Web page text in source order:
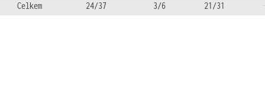
Celkem 24/37 3/6 21/31